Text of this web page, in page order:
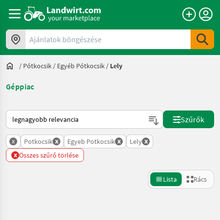
Ajánlatok böngészése
/ Pótkocsik / Egyéb Pótkocsik / Lely
Géppiac
Így van sorba rendezve a Landwirt.com-on
Szűrők
x Potkocsik x Egyeb Potkocsik x Lely x
x Összes szűrő törlése
Lista Rács